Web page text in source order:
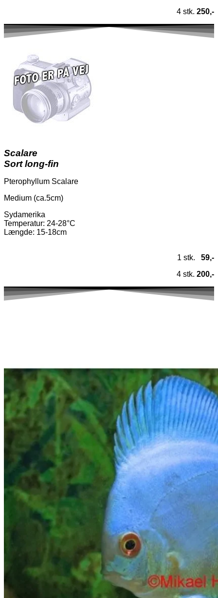
4 stk. 250,-
Scalare
Sortlong-fin
Pterophyllum Scalare
Medium (ca.5cm)
Sydamerika
Temperatur: 24-28°C
Længde: 15-18cm
1 stk. 59,-
4 stk. 200,-